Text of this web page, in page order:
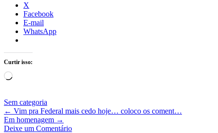
X
Facebook
E-mail
WhatsApp
Curtir isso:
Carregando...
Sem categoria
← Vim pra Federal mais cedo hoje… coloco os coment…
Em homenagem →
Deixe um Comentário